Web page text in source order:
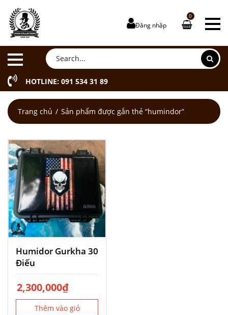
Đăng nhập
0
HOTLINE: 091 534 31 89
Trang chủ Sản phẩm được gắn thẻ “humindor”
Humidor Gurkha 30
Điếu
2,300,000₫
Thêm vào giỏ